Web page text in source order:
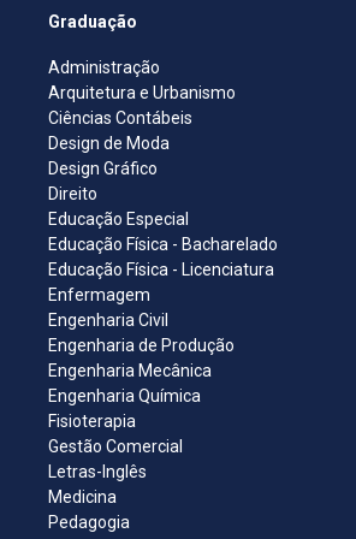
Graduação
Administração
Arquitetura e Urbanismo
Ciências Contábeis
Design de Moda
Design Gráfico
Direito
Educação Especial
Educação Física - Bacharelado
Educação Física - Licenciatura
Enfermagem
Engenharia Civil
Engenharia de Produção
Engenharia Mecânica
Engenharia Química
Fisioterapia
Gestão Comercial
Letras-Inglês
Medicina
Pedagogia